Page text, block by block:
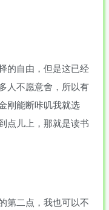
的自由，但是这已经
人不愿意舍，所以有
刚能断咔叽我就选
点儿上，那就是读书
第二点，我也可以不